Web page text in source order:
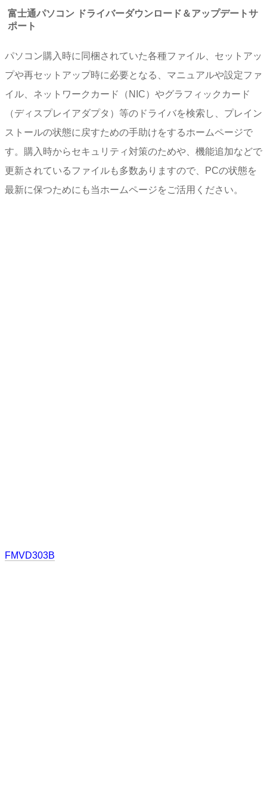
富士通パソコン ドライバーダウンロード＆アップデートサ
ポート
パソコン購入時に同梱されていた各種ファイル、セットアッ
プや再セットアップ時に必要となる、マニュアルや設定ファ
イル、ネットワークカード（NIC）やグラフィックカード
（ディスプレイアダプタ）等のドライバを検索し、プレイン
ストールの状態に戻すための手助けをするホームページで
す。購入時からセキュリティ対策のためや、機能追加などで
更新されているファイルも多数ありますので、PCの状態を
最新に保つためにも当ホームページをご活用ください。
FMVD303B